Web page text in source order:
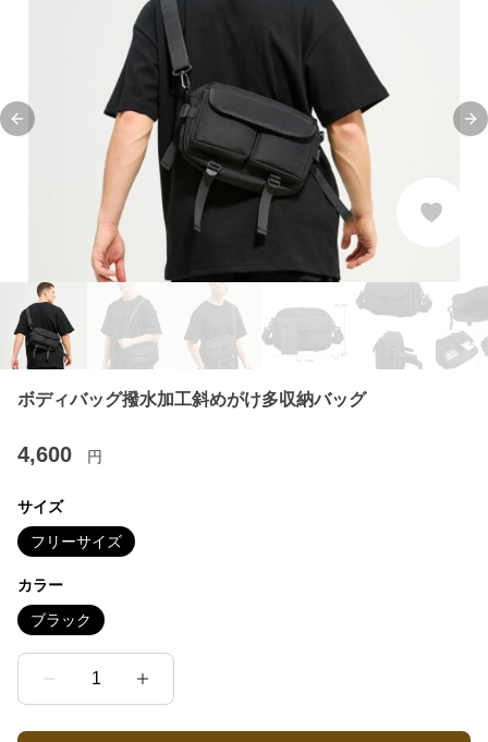
Previous slide
ボディバッグ撥水加工斜めがけ多収納バッグ
4,600 円
サイズ
フリーサイズ
カラー
ブラック
1